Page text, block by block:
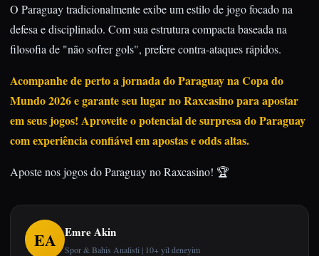
O Paraguay tradicionalmente exibe um estilo de jogo focado na
defesa e disciplinado. Com sua estrutura compacta baseada na
filosofia de "não sofrer gols", prefere contra-ataques rápidos.
Acompanhe de perto a jornada do Paraguay na Copa do
Mundo 2026 e garante seu lugar no Raxcasino para apostar
em seus jogos! Aproveite o potencial de surpresa do Paraguay
com experiência confiável em apostas e odds altas.
Aposte nos jogos do Paraguay no Raxcasino! 🏆
EA Emre Akin
Spor & Bahis Analisti | 10+ yil deneyim